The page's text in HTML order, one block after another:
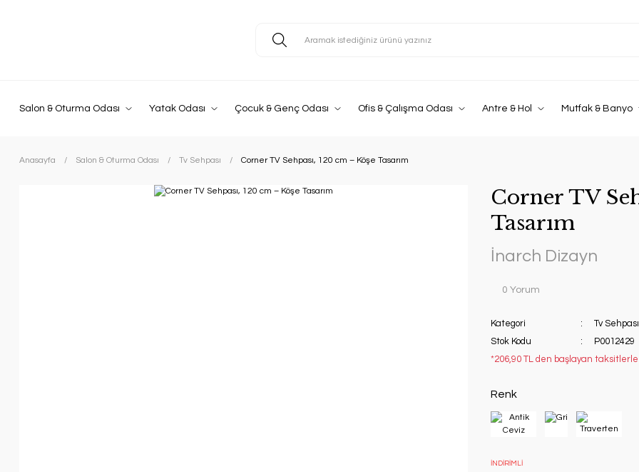
Salon & Oturma Odası Yatak Odası Çocuk & Genç Odası Ofis & Çalışma Odası Antre & Hol Mutfak & Banyo
Anasayfa Salon & Oturma Odası Tv Sehpası Corner TV Sehpası, 120 cm – Köşe Tasarım
Corner TV
Tasarım
İnarch Dizayn
0 Yorum
Kategori
Tv Sehpası
Stok Kodu
P0012429
*206,90 TL den başlayan
Renk
İNDİRİMLİ